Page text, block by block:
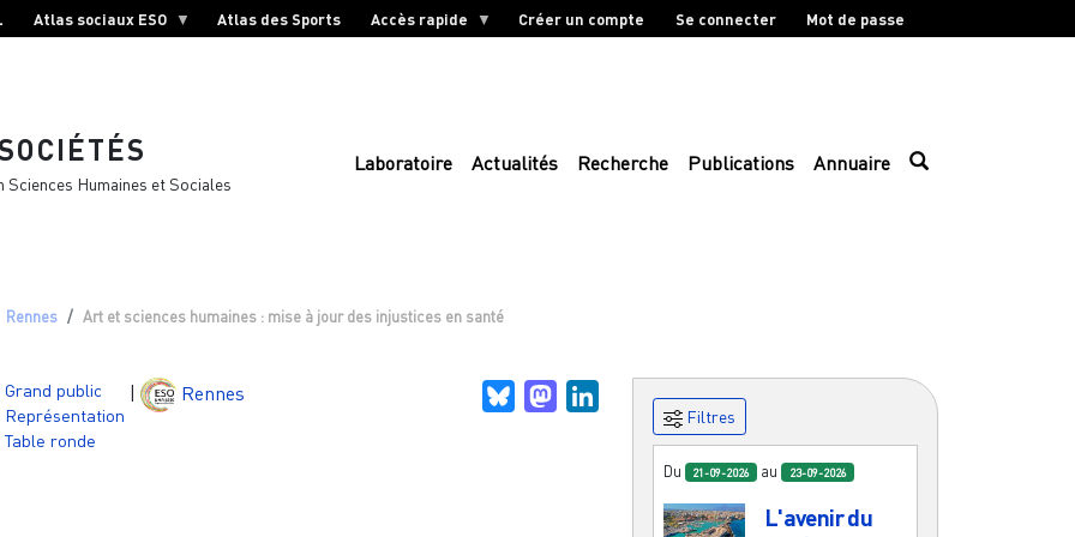
Atlas sociaux ESO Atlas des Sports Accès rapide Créer un compte Se connecter Mot de passe
Humaines et Sociales
Laboratoire Actualités Recherche Publications Annuaire
Rennes Art et sciences humaines : mise à jour des injustices en santé
Grand public
Représentation
Table ronde
| Rennes BlueskyMastodonLinkedIn
Filtres
Du 21-09-2026 au 23-09-2026
L'avenir du